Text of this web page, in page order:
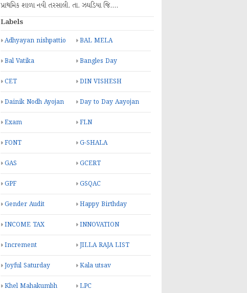
પ્રાથમિક શાળા નવી તરસાલી. તા. ઝઘડિયા જિ.…
Labels
Adhyayan nishpattio BAL MELA
Bal Vatika Bangles Day
CET DIN VISHESH
Dainik Nodh Ayojan Day to Day Aayojan
Exam FLN
FONT G-SHALA
GAS GCERT
GPF GSQAC
Gender Audit Happy Birthday
INCOME TAX INNOVATION
Increment JILLA RAJA LIST
Joyful Saturday Kala utsav
Khel Mahakumbh LPC